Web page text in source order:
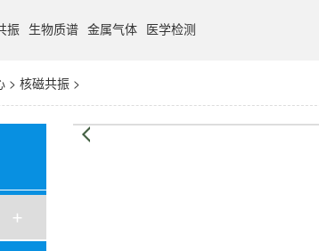
振 生物质谱 金属气体 医学检测
> 核磁共振 >